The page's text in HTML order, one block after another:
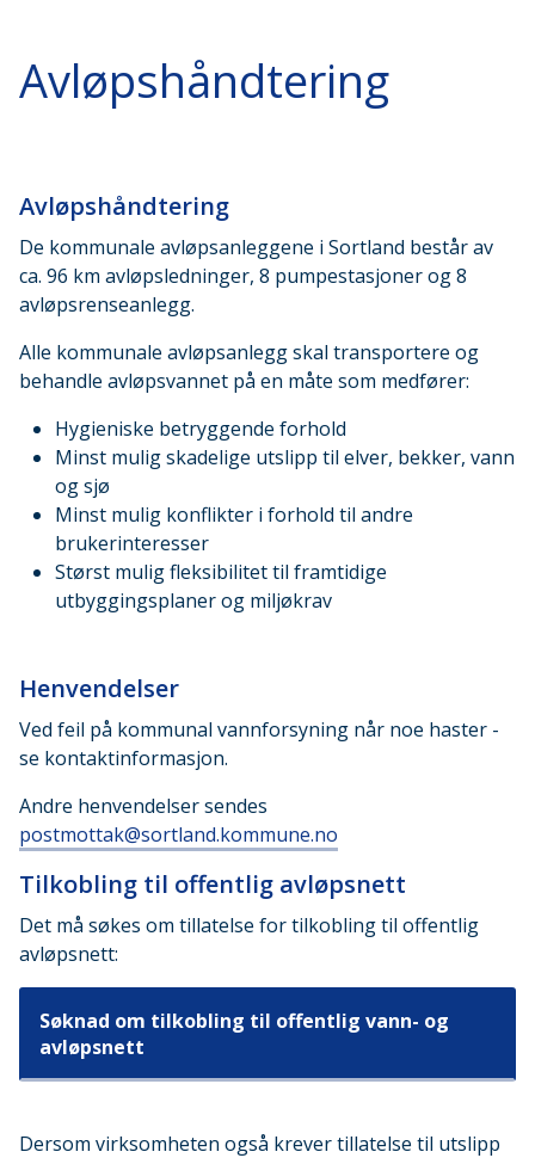
Avløpshåndtering
Avløpshåndtering
De kommunale avløpsanleggene i Sortland består av
ca. 96 km avløpsledninger, 8 pumpestasjoner og 8
avløpsrenseanlegg.
Alle kommunale avløpsanlegg skal transportere og
behandle avløpsvannet på en måte som medfører:
Hygieniske betryggende forhold
Minst mulig skadelige utslipp til elver, bekker, vann
og sjø
Minst mulig konflikter i forhold til andre
brukerinteresser
Størst mulig fleksibilitet til framtidige
utbyggingsplaner og miljøkrav
Henvendelser
Ved feil på kommunal vannforsyning når noe haster -
se kontaktinformasjon.
Andre henvendelser sendes
postmottak@sortland.kommune.no
Tilkobling til offentlig avløpsnett
Det må søkes om tillatelse for tilkobling til offentlig
avløpsnett:
Søknad om tilkobling til offentlig vann- og
avløpsnett
Dersom virksomheten også krever tillatelse til utslipp